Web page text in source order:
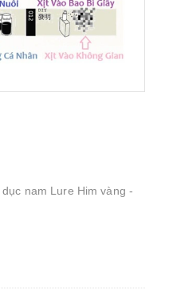
nam Lure Him vàng -